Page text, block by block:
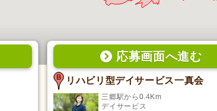
応募画面へ進む
リハビリ型デイサービス一真会
三郷駅から0.4Km
デイサービス